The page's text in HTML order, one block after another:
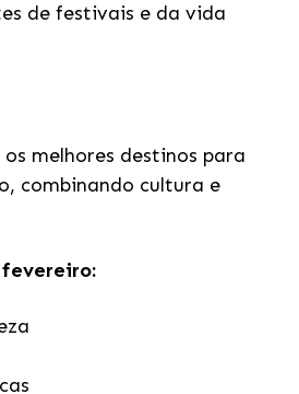
de festivais e da vida
melhores destinos para
combinando cultura e